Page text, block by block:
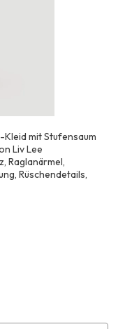
mit Stufensaum
Liv Lee
Raglanärmel,
Rüschendetails,